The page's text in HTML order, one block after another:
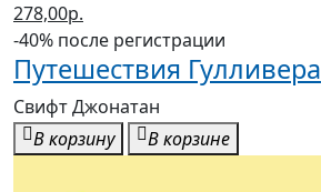
278,00р.
-40% после регистрации
Путешествия Гулливера
Свифт Джонатан
В корзину
В корзине